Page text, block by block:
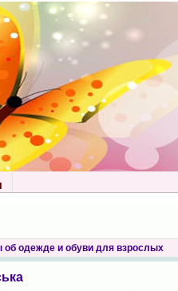
одежде и обуви для взрослых